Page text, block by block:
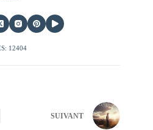
12404
SUIVANT